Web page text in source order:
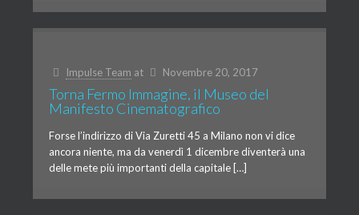
Impulse Team at Novembre 20, 2017
Torna Fermo Immagine, il Museo del
Manifesto Cinematografico
Forse l’indirizzo di Via Zuretti 45 a Milano non vi dice
ancora niente, ma da venerdì 1 dicembre diventerà una
delle mete più importanti della capitale […]